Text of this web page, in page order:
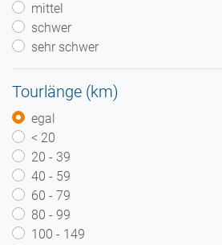
mittel
schwer
sehr schwer
Tourlänge (km)
egal
< 20
20 - 39
40 - 59
60 - 79
80 - 99
100 - 149